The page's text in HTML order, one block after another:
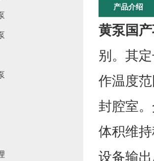
产品介绍
黄泵国
别。其
作温度
封腔室
体积维
设备输